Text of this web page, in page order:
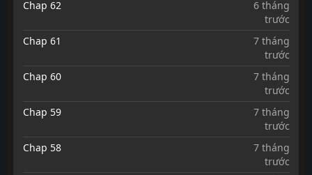
Chap 62
6 tháng
trước
Chap 61
7 tháng
trước
Chap 60
7 tháng
trước
Chap 59
7 tháng
trước
Chap 58
7 tháng
trước